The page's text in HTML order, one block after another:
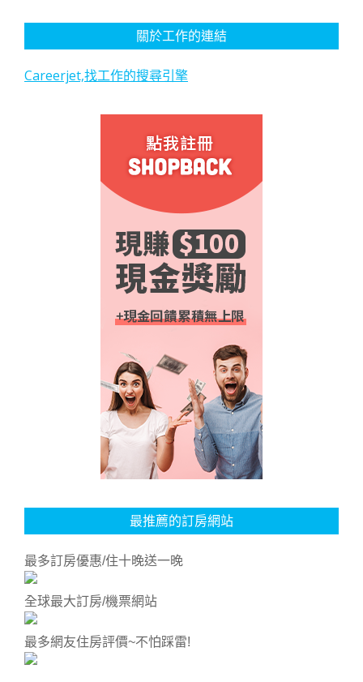
關於工作的連結
Careerjet,找工作的搜尋引擎
最推薦的訂房網站
最多訂房優惠/住十晚送一晚
全球最大訂房/機票網站
最多網友住房評價~不怕踩雷!